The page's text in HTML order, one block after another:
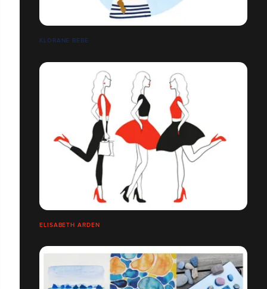
KLORANE BÉBÉ
ELISABETH ARDEN